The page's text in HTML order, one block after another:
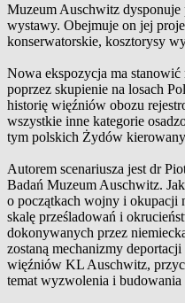
Muzeum Auschwitz
wystawy. Obejmuje on jej
konserwatorskie, kosztorysy
Nowa ekspozycja ma stanowić
poprzez skupienie na losach
historię więźniów obozu
wszystkie inne kategorie
tym polskich Żydów
Autorem scenariusza jest dr
Badań Muzeum Auschwitz.
o początkach wojny i okupacji
skalę prześladowań i
dokonywanych przez
zostaną mechanizmy
więźniów KL Auschwitz,
temat wyzwolenia i